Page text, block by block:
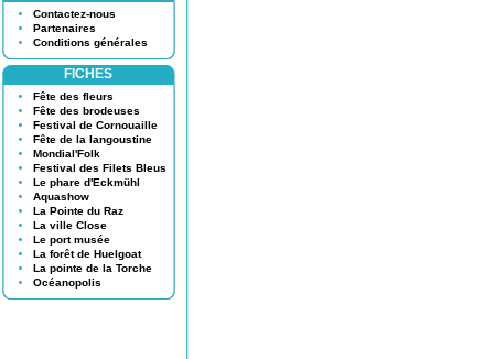
Contactez-nous
Partenaires
Conditions générales
FICHES
Fête des fleurs
Fête des brodeuses
Festival de Cornouaille
Fête de la langoustine
Mondial'Folk
Festival des Filets Bleus
Le phare d'Eckmühl
Aquashow
La Pointe du Raz
La ville Close
Le port musée
La forêt de Huelgoat
La pointe de la Torche
Océanopolis